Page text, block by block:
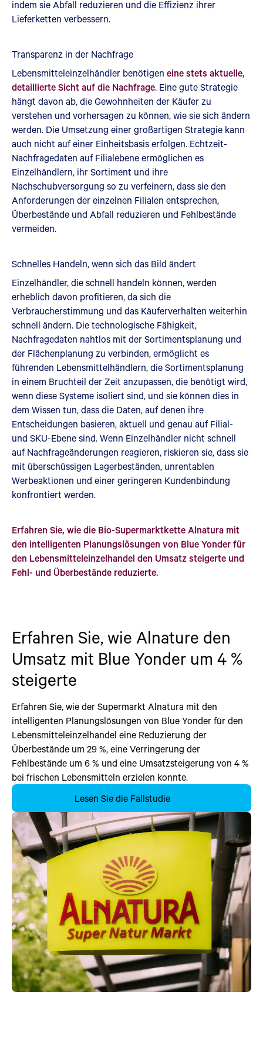
indem sie Abfall reduzieren und die Effizienz ihrer
Lieferketten verbessern.
Transparenz in der Nachfrage
Lebensmitteleinzelhändler benötigen eine stets aktuelle,
detaillierte Sicht auf die Nachfrage. Eine gute Strategie
hängt davon ab, die Gewohnheiten der Käufer zu
verstehen und vorhersagen zu können, wie sie sich ändern
werden. Die Umsetzung einer großartigen Strategie kann
auch nicht auf einer Einheitsbasis erfolgen. Echtzeit-
Nachfragedaten auf Filialebene ermöglichen es
Einzelhändlern, ihr Sortiment und ihre
Nachschubversorgung so zu verfeinern, dass sie den
Anforderungen der einzelnen Filialen entsprechen,
Überbestände und Abfall reduzieren und Fehlbestände
vermeiden.
Schnelles Handeln, wenn sich das Bild ändert
Einzelhändler, die schnell handeln können, werden
erheblich davon profitieren, da sich die
Verbraucherstimmung und das Käuferverhalten weiterhin
schnell ändern. Die technologische Fähigkeit,
Nachfragedaten nahtlos mit der Sortimentsplanung und
der Flächenplanung zu verbinden, ermöglicht es
führenden Lebensmittelhändlern, die Sortimentsplanung
in einem Bruchteil der Zeit anzupassen, die benötigt wird,
wenn diese Systeme isoliert sind, und sie können dies in
dem Wissen tun, dass die Daten, auf denen ihre
Entscheidungen basieren, aktuell und genau auf Filial-
und SKU-Ebene sind. Wenn Einzelhändler nicht schnell
auf Nachfrageänderungen reagieren, riskieren sie, dass sie
mit überschüssigen Lagerbeständen, unrentablen
Werbeaktionen und einer geringeren Kundenbindung
konfrontiert werden.
Erfahren Sie, wie die Bio-Supermarktkette Alnatura mit
den intelligenten Planungslösungen von Blue Yonder für
den Lebensmitteleinzelhandel den Umsatz steigerte und
Fehl- und Überbestände reduzierte.
Erfahren Sie, wie Alnature den
Umsatz mit Blue Yonder um 4 %
steigerte
Erfahren Sie, wie der Supermarkt Alnatura mit den
intelligenten Planungslösungen von Blue Yonder für den
Lebensmitteleinzelhandel eine Reduzierung der
Überbestände um 29 %, eine Verringerung der
Fehlbestände um 6 % und eine Umsatzsteigerung von 4 %
bei frischen Lebensmitteln erzielen konnte.
Lesen Sie die Fallstudie